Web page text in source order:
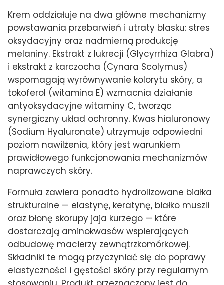
Krem oddziałuje na dwa główne mechanizmy
powstawania przebarwień i utraty blasku: stres
oksydacyjny oraz nadmierną produkcję
melaniny. Ekstrakt z lukrecji (Glycyrrhiza Glabra)
i ekstrakt z karczocha (Cynara Scolymus)
wspomagają wyrównywanie kolorytu skóry, a
tokoferol (witamina E) wzmacnia działanie
antyoksydacyjne witaminy C, tworząc
synergiczny układ ochronny. Kwas hialuronowy
(Sodium Hyaluronate) utrzymuje odpowiedni
poziom nawilżenia, który jest warunkiem
prawidłowego funkcjonowania mechanizmów
naprawczych skóry.
Formuła zawiera ponadto hydrolizowane białka
strukturalne — elastynę, keratynę, białko muszli
oraz błonę skorupy jaja kurzego — które
dostarczają aminokwasów wspierających
odbudowę macierzy zewnątrzkomórkowej.
Składniki te mogą przyczyniać się do poprawy
elastyczności i gęstości skóry przy regularnym